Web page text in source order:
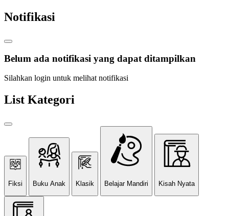
Notifikasi
Belum ada notifikasi yang dapat ditampilkan
Silahkan login untuk melihat notifikasi
List Kategori
Fiksi Buku Anak Klasik Belajar Mandiri Kisah Nyata